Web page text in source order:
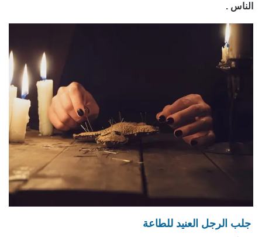
الناس .
جلب الرجل العنيد للطاعة